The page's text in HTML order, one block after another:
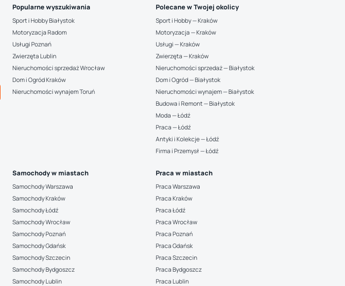
Popularne wyszukiwania
Sport i Hobby Białystok
Motoryzacja Radom
Usługi Poznań
Zwierzęta Lublin
Nieruchomości sprzedaż Wrocław
Dom i Ogród Kraków
Nieruchomości wynajem Toruń
Polecane w Twojej okolicy
Sport i Hobby — Kraków
Motoryzacja — Kraków
Usługi — Kraków
Zwierzęta — Kraków
Nieruchomości sprzedaż — Białystok
Dom i Ogród — Białystok
Nieruchomości wynajem — Białystok
Budowa i Remont — Białystok
Moda — Łódź
Praca — Łódź
Antyki i Kolekcje — Łódź
Firma i Przemysł — Łódź
Samochody w miastach
Samochody Warszawa
Samochody Kraków
Samochody Łódź
Samochody Wrocław
Samochody Poznań
Samochody Gdańsk
Samochody Szczecin
Samochody Bydgoszcz
Samochody Lublin
Praca w miastach
Praca Warszawa
Praca Kraków
Praca Łódź
Praca Wrocław
Praca Poznań
Praca Gdańsk
Praca Szczecin
Praca Bydgoszcz
Praca Lublin